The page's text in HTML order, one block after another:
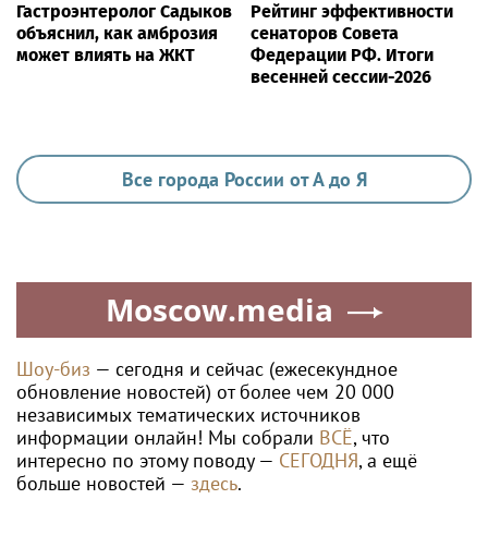
Гастроэнтеролог Садыков
объяснил, как амброзия
может влиять на ЖКТ
Рейтинг эффективности
сенаторов Совета
Федерации РФ. Итоги
весенней сессии-2026
Все города России от А до Я
Moscow.media
Шоу-биз — сегодня и сейчас (ежесекундное
обновление новостей) от более чем 20 000
независимых тематических источников
информации онлайн! Мы собрали ВСЁ, что
интересно по этому поводу — СЕГОДНЯ, а ещё
больше новостей — здесь.